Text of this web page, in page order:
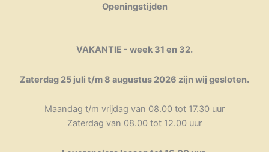
Openingstijden
VAKANTIE - week 31 en 32.
Zaterdag 25 juli t/m 8 augustus 2026 zijn wij gesloten.
Maandag t/m vrijdag van 08.00 tot 17.30 uur
Zaterdag van 08.00 tot 12.00 uur